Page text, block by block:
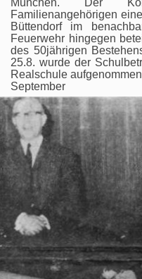
München. Der
Familienangehörigen
Büttendorf im
Feuerwehr hingegen
des 50jährigen
25.8. wurde der
Realschule
September